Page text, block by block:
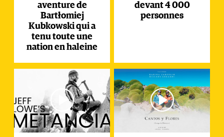
aventure de
Bartłomiej
Kubkowski qui a
tenu toute une
nation en haleine
devant 4 000
personnes